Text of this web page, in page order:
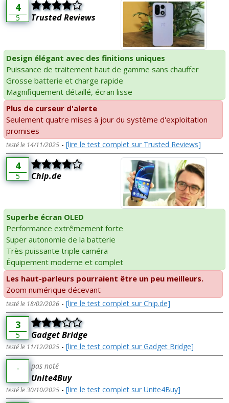
4
5 Trusted Reviews
Design élégant avec des finitions uniques
Puissance de traitement haut de gamme sans chauffer
Grosse batterie et charge rapide
Magnifiquement détaillé, écran lisse
Plus de curseur d'alerte
Seulement quatre mises à jour du système d'exploitation
promises
testé le 14/11/2025 - [lire le test complet sur Trusted Reviews]
4
5 Chip.de
Superbe écran OLED
Performance extrêmement forte
Super autonomie de la batterie
Très puissante triple caméra
Équipement moderne et complet
Les haut-parleurs pourraient être un peu meilleurs.
Zoom numérique décevant
testé le 18/02/2026 - [lire le test complet sur Chip.de]
3
5 Gadget Bridge
testé le 11/12/2025 - [lire le test complet sur Gadget Bridge]
- pas noté
Unite4Buy
testé le 30/10/2025 - [lire le test complet sur Unite4Buy]